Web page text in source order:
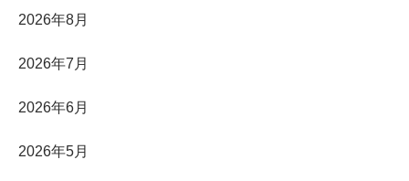
2026年8月
2026年7月
2026年6月
2026年5月